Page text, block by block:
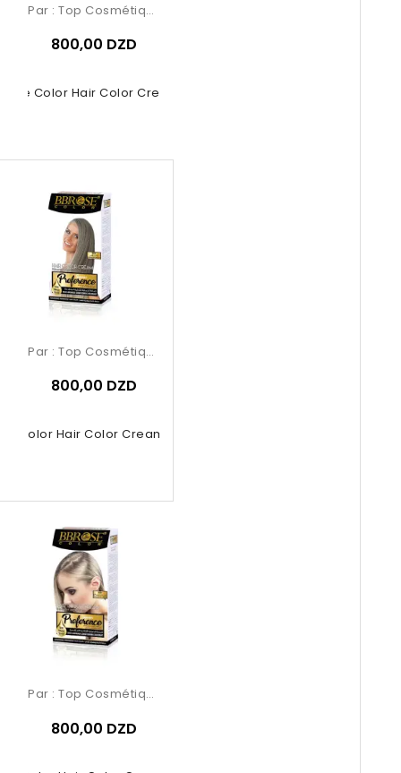
Color Hair Color Cream –...
Par : Top Cosmétiques
800,00 DZD
Color Hair Color Cream – 9.02...
Par : Top Cosmétiques
800,00 DZD
Par : Top Cosmétiques
800,00 DZD